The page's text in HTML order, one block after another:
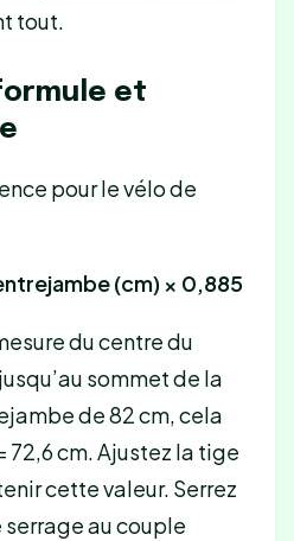
tout.
et
pour le vélo de
(cm) × 0,885
du centre du
sommet de la
de 82 cm, cela
72,6 cm. Ajustez la tige
cette valeur. Serrez
au couple